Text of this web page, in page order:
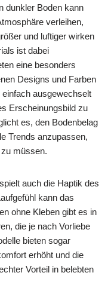
dunkler Boden kann
verleihen,
und luftiger wirken
ist dabei
eine besonders
Designs und Farben
ausgewechselt
Erscheinungsbild zu
es, den Bodenbelag
Trends anzupassen,
müssen.
auch die Haptik des
kann das
ohne Kleben gibt es in
die je nach Vorliebe
bieten sogar
erhöht und die
Vorteil in belebten